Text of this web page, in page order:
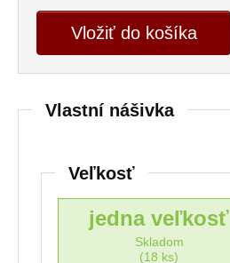
Vložiť do košíka
Vlastní nášivka
Veľkosť
jedna veľkosť
Skladom
(18 ks)